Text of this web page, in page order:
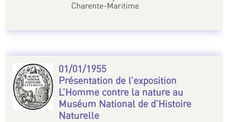
Charente-Maritime
01/01/1955
Présentation de l’exposition
L’Homme contre la nature au
Muséum National de d’Histoire
Naturelle